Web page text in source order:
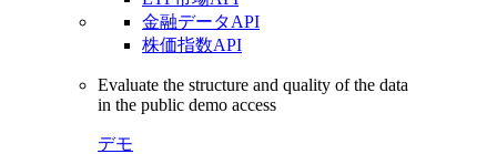
金融データAPI
株価指数API
Evaluate the structure and quality of the data
in the public demo access
デモ